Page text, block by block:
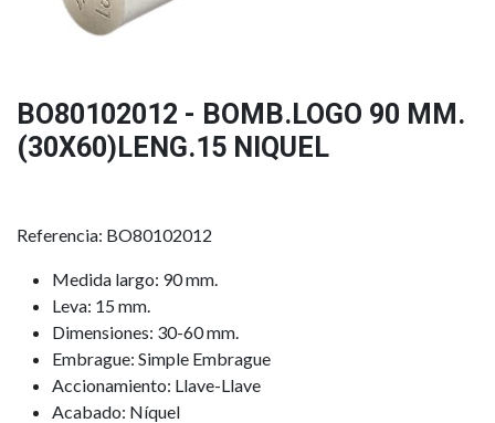
BO80102012 - BOMB.LOGO 90 MM.
(30X60)LENG.15 NIQUEL
Referencia: BO80102012
Medida largo: 90 mm.
Leva: 15 mm.
Dimensiones: 30-60 mm.
Embrague: Simple Embrague
Accionamiento: Llave-Llave
Acabado: Níquel